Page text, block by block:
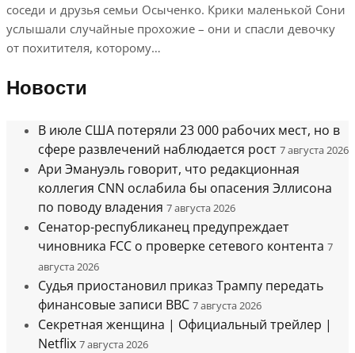
соседи и друзья семьи Осыченко. Крики маленькой Сони
услышали случайные прохожие – они и спасли девочку
от похитителя, которому…
Новости
В июле США потеряли 23 000 рабочих мест, но в
сфере развлечений наблюдается рост 7 августа 2026
Ари Эмануэль говорит, что редакционная
коллегия CNN ослабила бы опасения Эллисона
по поводу владения 7 августа 2026
Сенатор-республиканец предупреждает
чиновника FCC о проверке сетевого контента 7
августа 2026
Судья приостановил приказ Трампу передать
финансовые записи BBC 7 августа 2026
Секретная женщина | Официальный трейлер |
Netflix 7 августа 2026